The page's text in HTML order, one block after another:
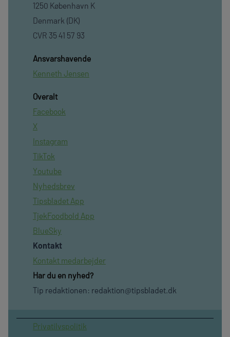
1250 København K
Denmark (DK)
CVR 35 41 57 93
Ansvarshavende
Kenneth Jensen
Overalt
Facebook
X
Instagram
TikTok
Youtube
Nyhedsbrev
Tipsbladet App
TjekFoodbold App
BlueSky
Kontakt
Kontakt medarbejder
Har du en nyhed?
Tip redaktionen: redaktion@tipsbladet.dk
Privatilvspolitik